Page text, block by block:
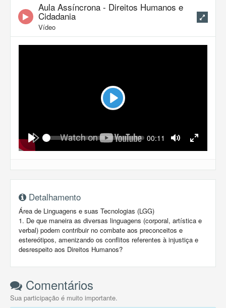
Aula Assíncrona - Direitos Humanos e
Cidadania
Vídeo
Play
Play
Seek Current
00:11
Mute Fullscreen
Detalhamento
Área de Linguagens e suas Tecnologias (LGG)
1. De que maneira as diversas linguagens (corporal, artística e
verbal) podem contribuir no combate aos preconceitos e
estereótipos, amenizando os conflitos referentes à injustiça e
desrespeito aos Direitos Humanos?
Comentários
Sua participação é muito importante.